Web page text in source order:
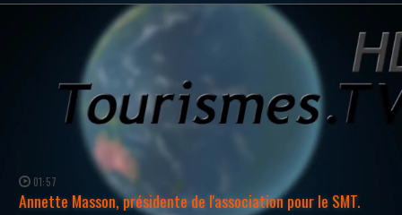
01:57
Annette Masson, présidente de l'association pour le SMT.